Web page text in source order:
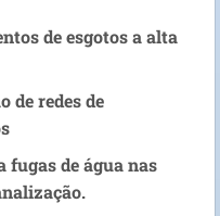
de esgotos a alta
de redes de
fugas de água nas